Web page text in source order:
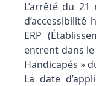
L’arrêté du
d’accessibilité
ERP
entrent dans
Handicapés »
La date